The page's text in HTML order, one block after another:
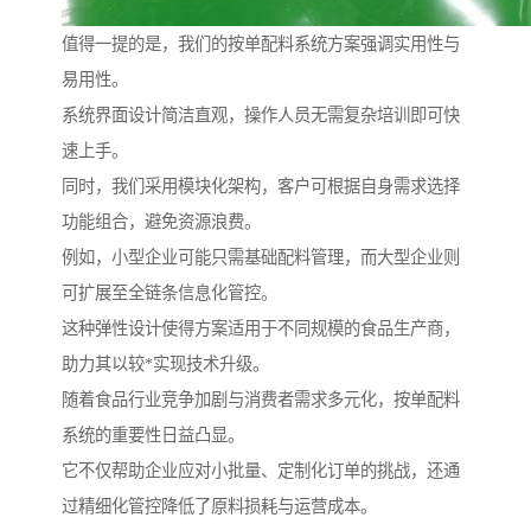
值得一提的是，我们的按单配料系统方案强调实用性与
易用性。
系统界面设计简洁直观，操作人员无需复杂培训即可快
速上手。
同时，我们采用模块化架构，客户可根据自身需求选择
功能组合，避免资源浪费。
例如，小型企业可能只需基础配料管理，而大型企业则
可扩展至全链条信息化管控。
这种弹性设计使得方案适用于不同规模的食品生产商，
助力其以较*实现技术升级。
随着食品行业竞争加剧与消费者需求多元化，按单配料
系统的重要性日益凸显。
它不仅帮助企业应对小批量、定制化订单的挑战，还通
过精细化管控降低了原料损耗与运营成本。